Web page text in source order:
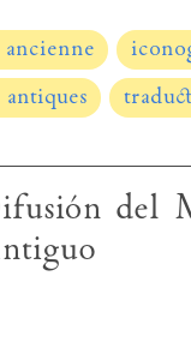
antiques
del